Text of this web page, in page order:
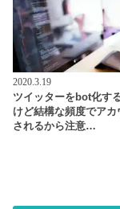
2020.3.19
ツイッターをbot化す
けど結構な頻度でアカ
されるから注意…